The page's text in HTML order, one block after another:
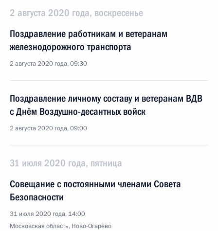
2 августа 2020 года, воскресенье
Поздравление работникам и ветеранам
железнодорожного транспорта
2 августа 2020 года, 09:30
Поздравление личному составу и ветеранам ВДВ
с Днём Воздушно-десантных войск
2 августа 2020 года, 09:00
31 июля 2020 года, пятница
Совещание с постоянными членами Совета
Безопасности
31 июля 2020 года, 14:00
Московская область, Ново-Огарёво